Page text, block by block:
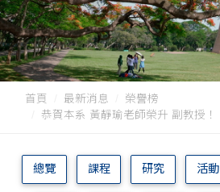
首頁 最新消息
榮譽榜
恭賀本系 黃靜瑜老師榮升 副教授！
總覽 課程 研究 活動